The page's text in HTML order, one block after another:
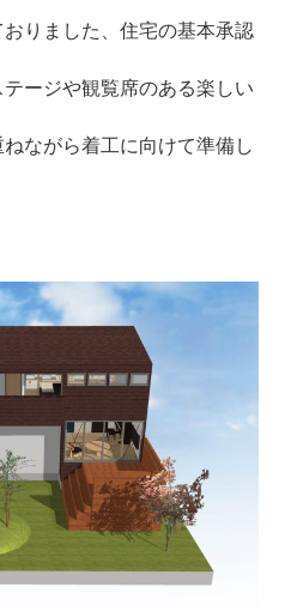
りました、住宅の基本承認
ージや観覧席のある楽しい
ながら着工に向けて準備し